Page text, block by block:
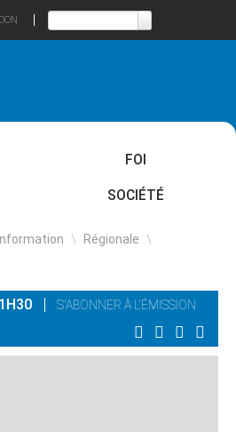
FOI
SOCIÉTÉ
Information \ Régionale \
S'ABONNER À L'ÉMISSION